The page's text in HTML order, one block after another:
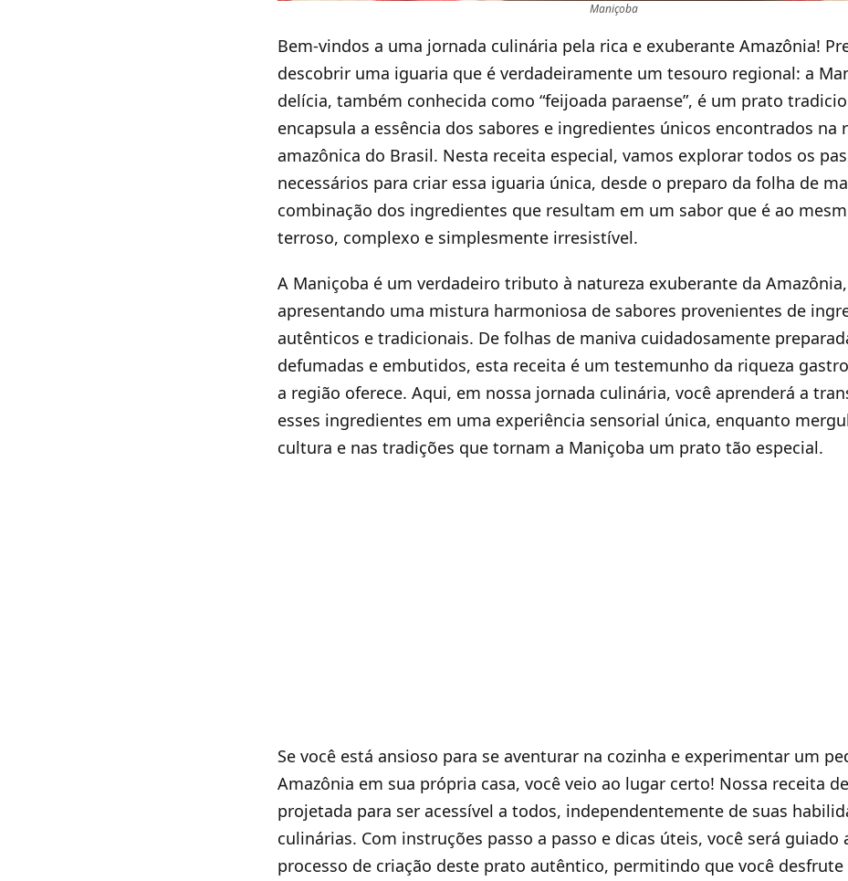
Maniçoba
Bem-vindos a uma jornada culinária pela rica e exuberante Amazônia!
descobrir uma iguaria que é verdadeiramente um tesouro regional: a
delícia, também conhecida como “feijoada paraense”, é um prato
encapsula a essência dos sabores e ingredientes únicos encontrados na
amazônica do Brasil. Nesta receita especial, vamos explorar todos os
necessários para criar essa iguaria única, desde o preparo da folha de
combinação dos ingredientes que resultam em um sabor que é ao
terroso, complexo e simplesmente irresistível.
A Maniçoba é um verdadeiro tributo à natureza exuberante da Amazônia,
apresentando uma mistura harmoniosa de sabores provenientes de
autênticos e tradicionais. De folhas de maniva cuidadosamente
defumadas e embutidos, esta receita é um testemunho da riqueza
a região oferece. Aqui, em nossa jornada culinária, você aprenderá a
esses ingredientes em uma experiência sensorial única, enquanto
cultura e nas tradições que tornam a Maniçoba um prato tão especial.
Se você está ansioso para se aventurar na cozinha e experimentar um
Amazônia em sua própria casa, você veio ao lugar certo! Nossa receita
projetada para ser acessível a todos, independentemente de suas
culinárias. Com instruções passo a passo e dicas úteis, você será guiado
processo de criação deste prato autêntico, permitindo que você desfrute